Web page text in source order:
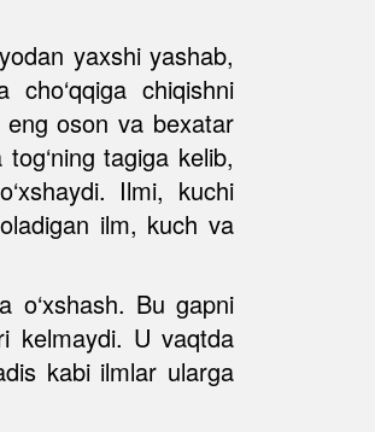
yaxshi yashab,
cho‘qqiga chiqishni
eng oson va bexatar
tagiga kelib,
Ilmi, kuchi
ilm, kuch va
o‘xshash. Bu gapni
kelmaydi. U vaqtda
kabi ilmlar ularga